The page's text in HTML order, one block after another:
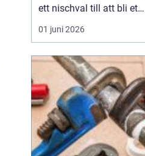
ett nischval till att bli ett
av de mest intressanta
alternativen för
kombinera låg
uppvärmningskostnad
med hög komfort och
lägre klimatpåverkan. En
pelletskamin ger snabb,
jämn värm...
01 juni 2026